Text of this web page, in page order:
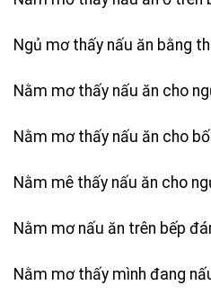
Ngủ mơ thấy nấu ăn bằng
Nằm mơ thấy nấu ăn cho
Nằm mơ thấy nấu ăn cho
Nằm mê thấy nấu ăn cho
Nằm mơ nấu ăn trên bếp
Nằm mơ thấy mình đang